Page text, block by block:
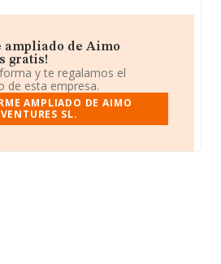
ampliado de Aimo
gratis!
y te regalamos el
de esta empresa.
AMPLIADO DE AIMO
VENTURES SL.